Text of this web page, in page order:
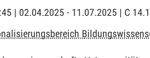
| 02.04.2025 - 11.07.2025 | C